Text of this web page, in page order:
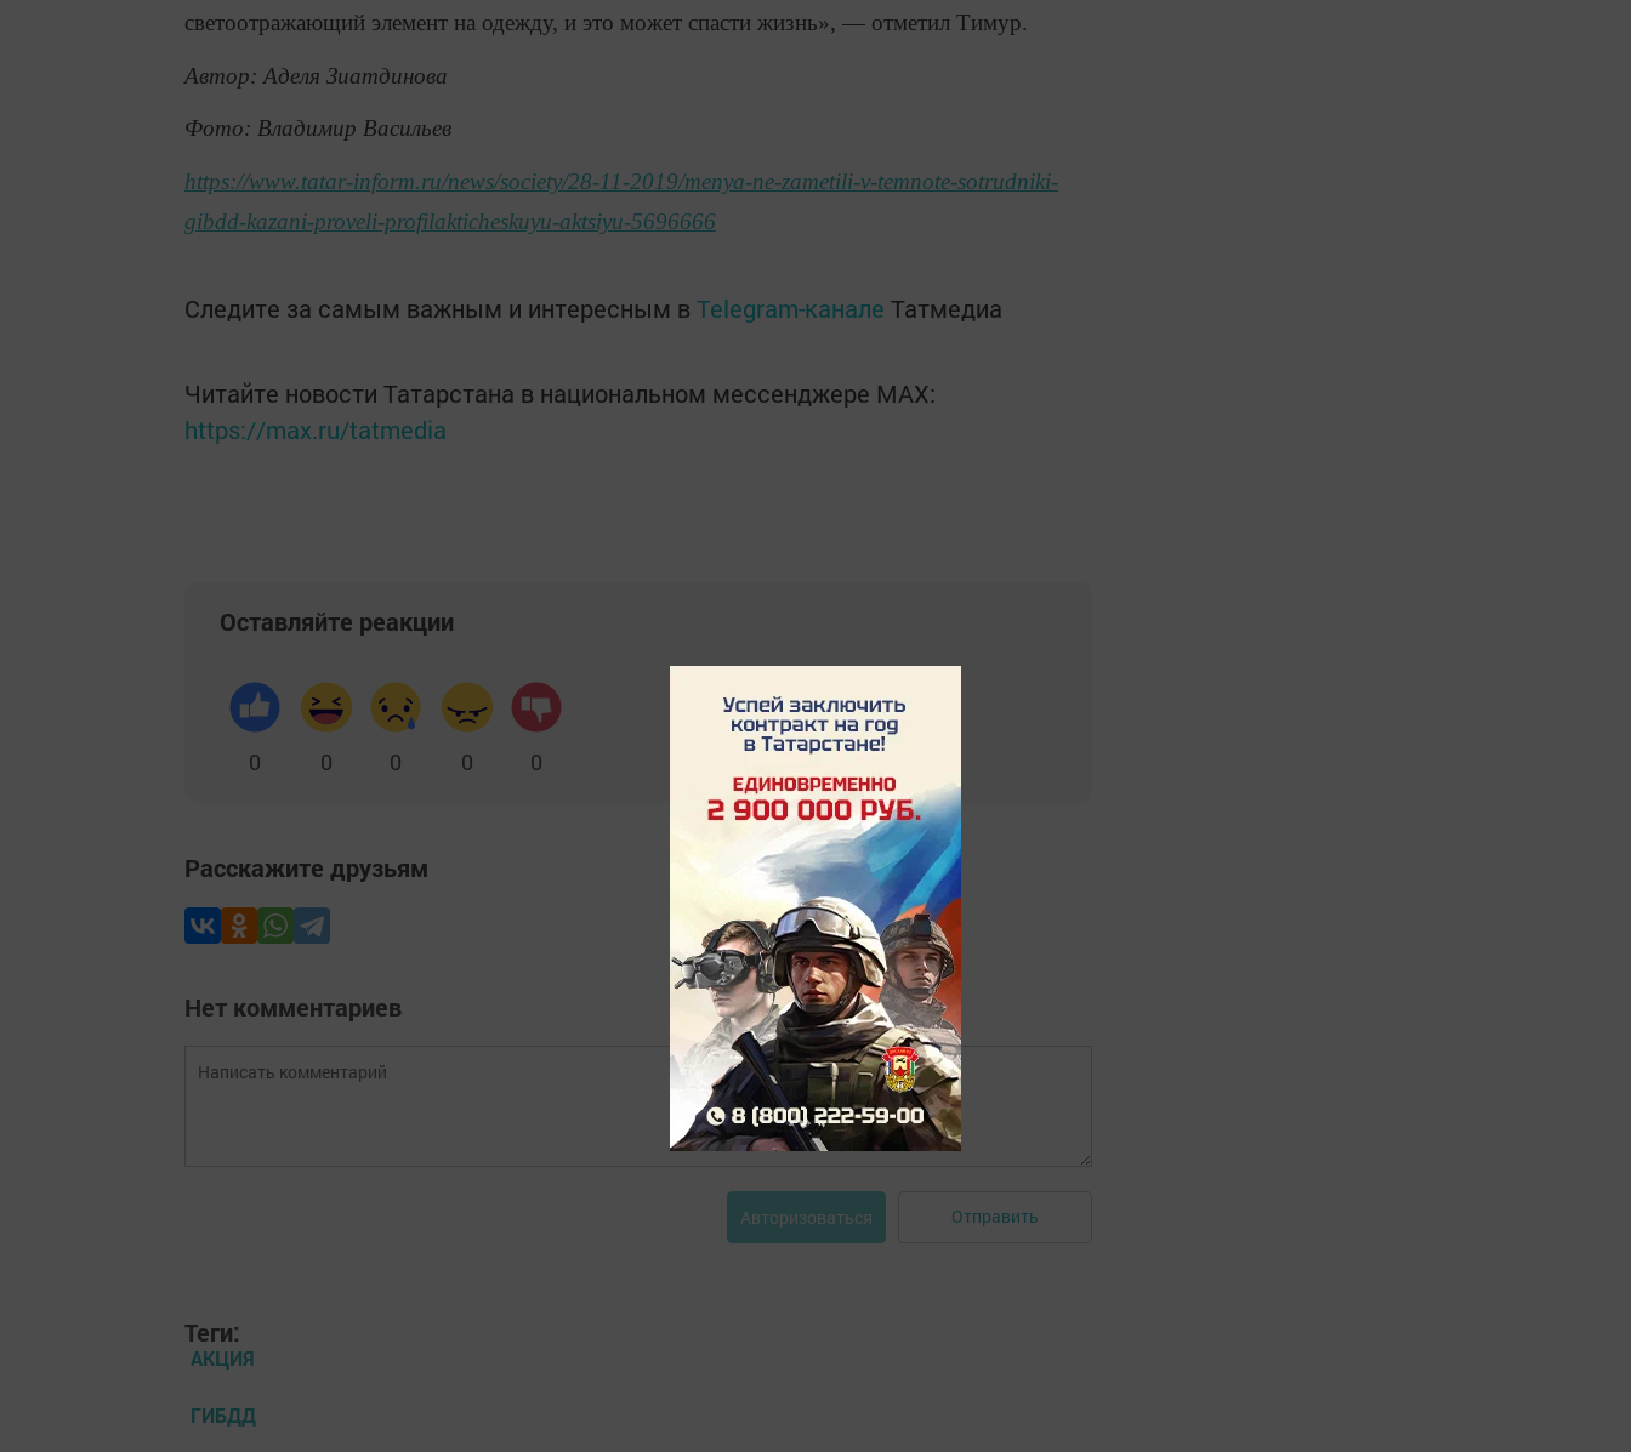
светоотражающий элемент на одежду, и это может спасти жизнь», — отметил Тимур.
Автор: Аделя Зиатдинова
Фото: Владимир Васильев
https://www.tatar-inform.ru/news/society/28-11-2019/menya-ne-zametili-v-temnote-sotrudniki-
gibdd-kazani-proveli-profilakticheskuyu-aktsiyu-5696666
Следите за самым важным и интересным в Telegram-канале Татмедиа
Читайте новости Татарстана в национальном мессенджере MАХ:
https://max.ru/tatmedia
Оставляйте реакции
0 0 0 0 0
Расскажите друзьям
Нет комментариев
Авторизоваться Отправить
Теги:
АКЦИЯ
ГИБДД